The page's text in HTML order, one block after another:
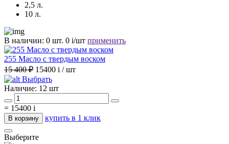
2,5 л.
10 л.
В наличии: 0 шт. 0 i/шт применить
255 Масло с твердым воском
15 400 ₽ 15400 i / шт
Выбрать
Наличие: 12 шт
= 15400 i
В корзину купить в 1 клик
Выберите